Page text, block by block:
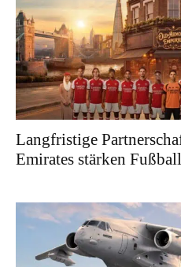
Langfristige
Emirates stärken Fußball